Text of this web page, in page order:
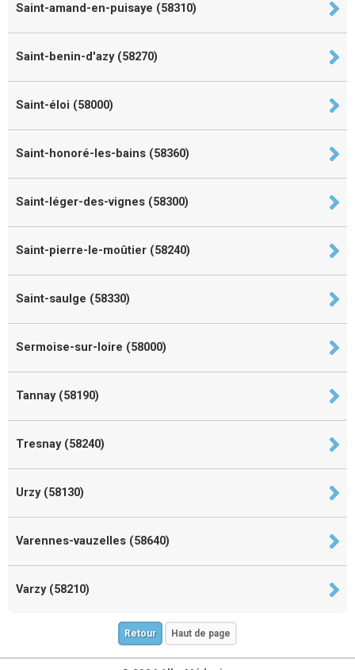
Saint-amand-en-puisaye (58310)
Saint-benin-d'azy (58270)
Saint-éloi (58000)
Saint-honoré-les-bains (58360)
Saint-léger-des-vignes (58300)
Saint-pierre-le-moûtier (58240)
Saint-saulge (58330)
Sermoise-sur-loire (58000)
Tannay (58190)
Tresnay (58240)
Urzy (58130)
Varennes-vauzelles (58640)
Varzy (58210)
Retour Haut de page